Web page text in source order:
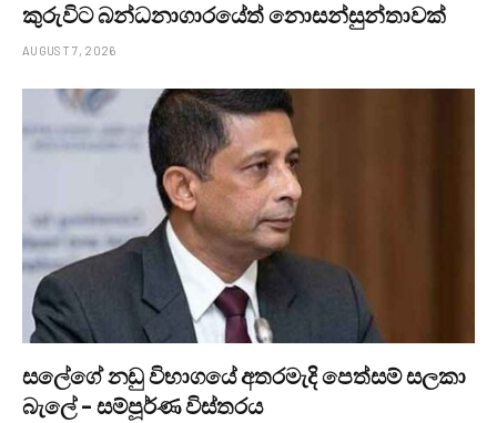
කුරුවිට බන්ධනාගාරයේත් නොසන්සුන්තාවක්
AUGUST 7, 2026
සලේගේ නඩු විභාගයේ අතරමැදි පෙත්සම් සලකා
බැලේ – සම්පූර්ණ විස්තරය